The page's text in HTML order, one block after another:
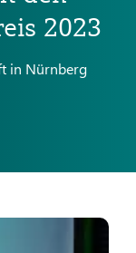
2023
in Nürnberg